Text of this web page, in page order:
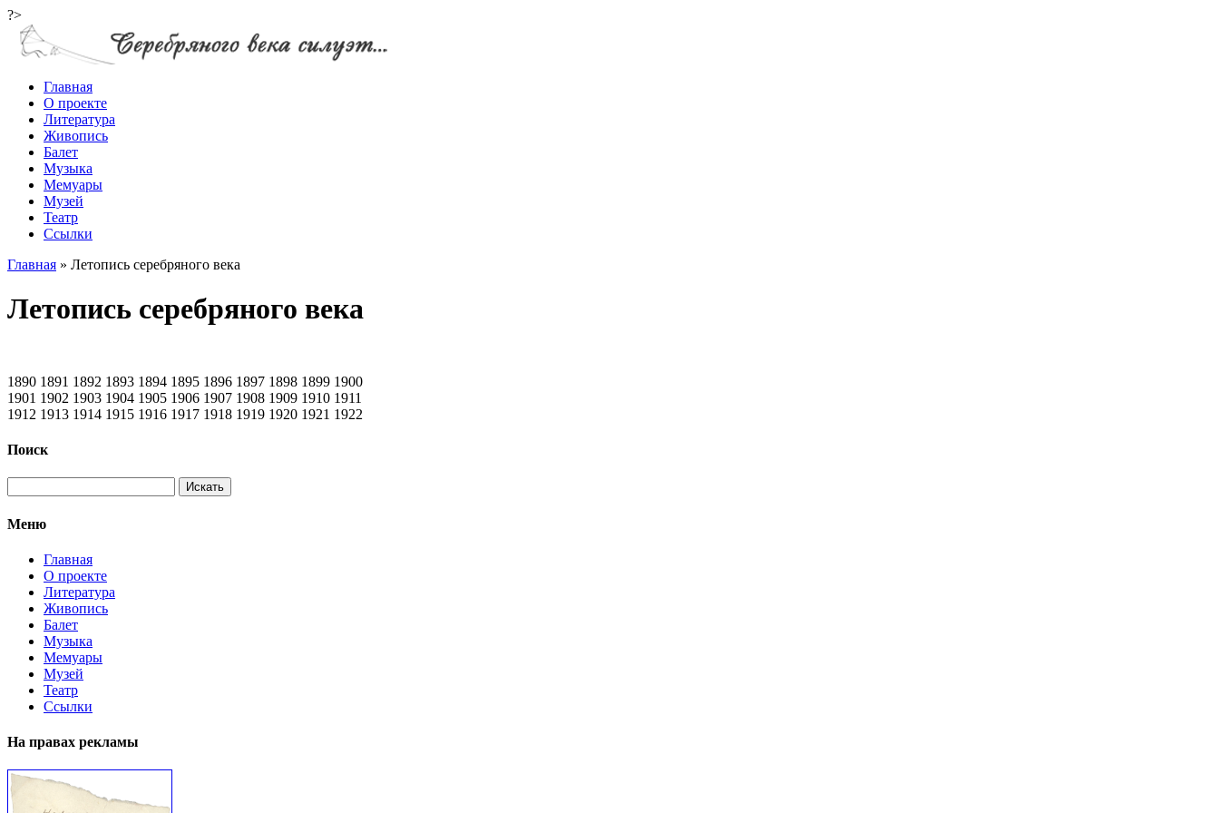
?>
Главная
О проекте
Литература
Живопись
Балет
Музыка
Мемуары
Музей
Театр
Ссылки
Главная » Летопись серебряного века
Летопись серебряного века
1890 1891 1892 1893 1894 1895 1896 1897 1898 1899 1900
1901 1902 1903 1904 1905 1906 1907 1908 1909 1910 1911
1912 1913 1914 1915 1916 1917 1918 1919 1920 1921 1922
Поиск
Меню
Главная
О проекте
Литература
Живопись
Балет
Музыка
Мемуары
Музей
Театр
Ссылки
На правах рекламы